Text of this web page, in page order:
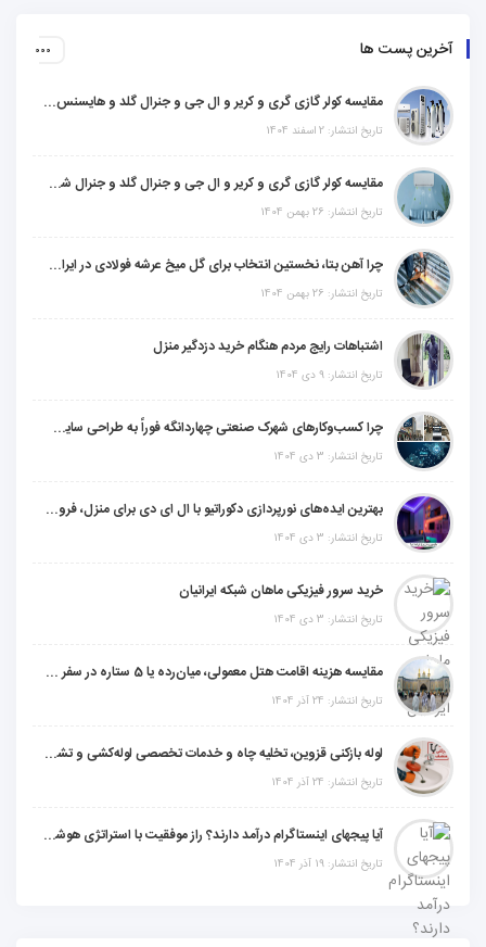
آخرین پست ها
مقایسه کولر گازی گری و کریر و ال جی و جنرال گلد و هایسنس و مدیا و اجنرال
تاریخ انتشار: 2 اسفند 1404
مقایسه کولر گازی گری و کریر و ال جی و جنرال گلد و جنرال شکار و سامسونگ و یونیوا
تاریخ انتشار: 26 بهمن 1404
چرا آهن بتا، نخستین انتخاب برای گل میخ عرشه فولادی در ایران است؟
تاریخ انتشار: 26 بهمن 1404
اشتباهات رایج مردم هنگام خرید دزدگیر منزل
تاریخ انتشار: 9 دی 1404
چرا کسب‌وکارهای شهرک صنعتی چهاردانگه فوراً به طراحی سایت نیاز دارند؟
تاریخ انتشار: 3 دی 1404
بهترین ایده‌های نورپردازی دکوراتیو با ال ای دی برای منزل، فروشگاه و دفتر کار
تاریخ انتشار: 3 دی 1404
خرید سرور فیزیکی ماهان شبکه ایرانیان
تاریخ انتشار: 3 دی 1404
مقایسه هزینه اقامت هتل معمولی، میان‌رده یا 5 ستاره در سفر زیارتی عراق
تاریخ انتشار: 24 آذر 1404
لوله بازکنی قزوین، تخلیه چاه و خدمات تخصصی لوله‌کشی و تشخیص ترکیدگی
تاریخ انتشار: 24 آذر 1404
آیا پیجهای اینستاگرام درآمد دارند؟ راز موفقیت با استراتژی هوشمندانه
تاریخ انتشار: 19 آذر 1404